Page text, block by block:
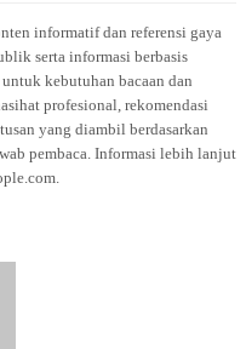
informatif dan referensi gaya
serta informasi berbasis
kebutuhan bacaan dan
profesional, rekomendasi
yang diambil berdasarkan
pembaca. Informasi lebih lanjut